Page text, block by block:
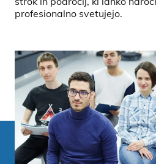
profesionalno svetujejo.